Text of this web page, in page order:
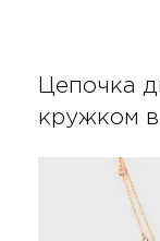
Цепочка
кружком